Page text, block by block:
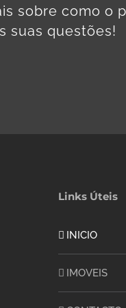
sobre como o
suas questões!
Links Úteis
INICIO
IMOVEIS